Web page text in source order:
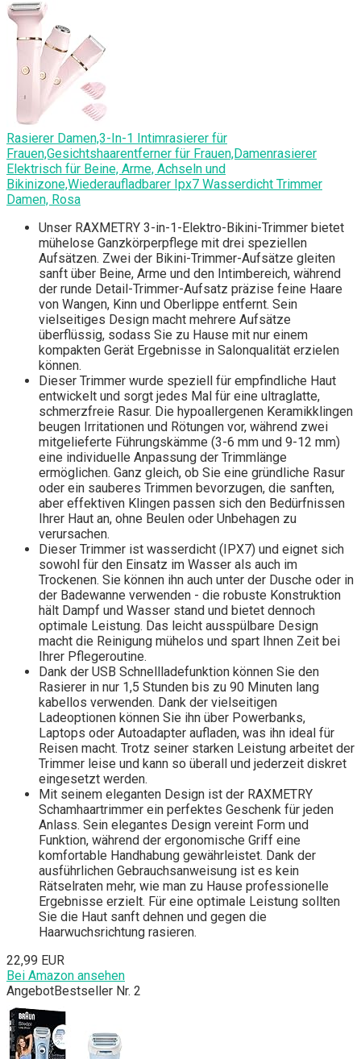
Rasierer Damen,3-In-1 Intimrasierer für
Frauen,Gesichtshaarentferner für Frauen,Damenrasierer
Elektrisch für Beine, Arme, Achseln und
Bikinizone,Wiederaufladbarer Ipx7 Wasserdicht Trimmer
Damen, Rosa
Unser RAXMETRY 3-in-1-Elektro-Bikini-Trimmer bietet
mühelose Ganzkörperpflege mit drei speziellen
Aufsätzen. Zwei der Bikini-Trimmer-Aufsätze gleiten
sanft über Beine, Arme und den Intimbereich, während
der runde Detail-Trimmer-Aufsatz präzise feine Haare
von Wangen, Kinn und Oberlippe entfernt. Sein
vielseitiges Design macht mehrere Aufsätze
überflüssig, sodass Sie zu Hause mit nur einem
kompakten Gerät Ergebnisse in Salonqualität erzielen
können.
Dieser Trimmer wurde speziell für empfindliche Haut
entwickelt und sorgt jedes Mal für eine ultraglatte,
schmerzfreie Rasur. Die hypoallergenen Keramikklingen
beugen Irritationen und Rötungen vor, während zwei
mitgelieferte Führungskämme (3-6 mm und 9-12 mm)
eine individuelle Anpassung der Trimmlänge
ermöglichen. Ganz gleich, ob Sie eine gründliche Rasur
oder ein sauberes Trimmen bevorzugen, die sanften,
aber effektiven Klingen passen sich den Bedürfnissen
Ihrer Haut an, ohne Beulen oder Unbehagen zu
verursachen.
Dieser Trimmer ist wasserdicht (IPX7) und eignet sich
sowohl für den Einsatz im Wasser als auch im
Trockenen. Sie können ihn auch unter der Dusche oder in
der Badewanne verwenden - die robuste Konstruktion
hält Dampf und Wasser stand und bietet dennoch
optimale Leistung. Das leicht ausspülbare Design
macht die Reinigung mühelos und spart Ihnen Zeit bei
Ihrer Pflegeroutine.
Dank der USB Schnellladefunktion können Sie den
Rasierer in nur 1,5 Stunden bis zu 90 Minuten lang
kabellos verwenden. Dank der vielseitigen
Ladeoptionen können Sie ihn über Powerbanks,
Laptops oder Autoadapter aufladen, was ihn ideal für
Reisen macht. Trotz seiner starken Leistung arbeitet der
Trimmer leise und kann so überall und jederzeit diskret
eingesetzt werden.
Mit seinem eleganten Design ist der RAXMETRY
Schamhaartrimmer ein perfektes Geschenk für jeden
Anlass. Sein elegantes Design vereint Form und
Funktion, während der ergonomische Griff eine
komfortable Handhabung gewährleistet. Dank der
ausführlichen Gebrauchsanweisung ist es kein
Rätselraten mehr, wie man zu Hause professionelle
Ergebnisse erzielt. Für eine optimale Leistung sollten
Sie die Haut sanft dehnen und gegen die
Haarwuchsrichtung rasieren.
22,99 EUR
Bei Amazon ansehen
AngebotBestseller Nr. 2